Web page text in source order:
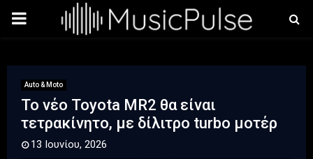
PRIMARY
Auto & Moto
Το νέο Toyota MR2 θα είναι
τετρακίνητο, με δίλιτρο turbo μοτέρ
13 Ιουνίου, 2026